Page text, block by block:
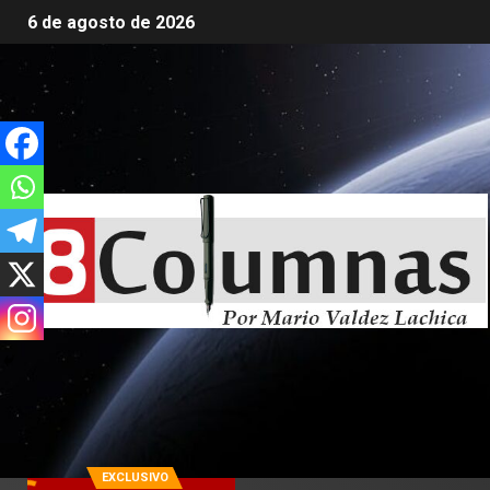
6 de agosto de 2026
EXCLUSIVO